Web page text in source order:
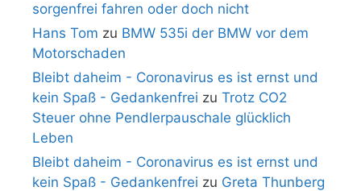
sorgenfrei fahren oder doch nicht
Hans Tom zu BMW 535i der BMW vor dem
Motorschaden
Bleibt daheim - Coronavirus es ist ernst und
kein Spaß - Gedankenfrei zu Trotz CO2
Steuer ohne Pendlerpauschale glücklich
Leben
Bleibt daheim - Coronavirus es ist ernst und
kein Spaß - Gedankenfrei zu Greta Thunberg